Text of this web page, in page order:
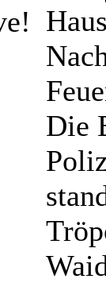
Die